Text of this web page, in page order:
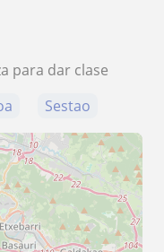
para dar clase
Sestao